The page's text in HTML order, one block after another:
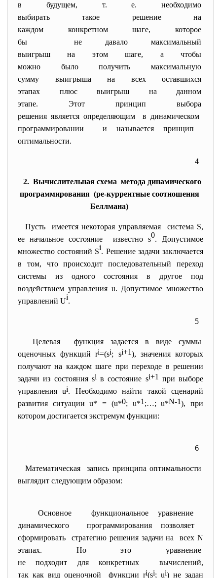
в будущем, т. е. необходимо
выбирать такое решение на
каждом конкретном шаге, которое
бы не давало максимальный
выигрыш на этом шаге, а чтобы
можно было получить максимальную
сумму выигрыша на всех оставшихся
этапах плюс выигрыш на данном
этапе. Этот принцип выбора
решения является определяющим в динамическом
программировании и называется принцип
оптимальности.
4
2. Вычислительная схема метода динамического
программирования (ре-куррентные соотношения
Беллмана)
Пусть имеется некоторая управляемая система S,
ее начальное состояние известно s0. Допустимое
множество состояний Si. Решение задачи заключается
в том, что происходит последовательный переход
системы из одного состояния в другое под
воздействием управления u. Допустимое множество
управлений Ui.
5
Целевая функция задается в виде суммы
оценочных функций ri=(si; si+1), значения которых
получают на каждом шаге при переходе в решении
задачи из состояния siв состояние si+1 при выборе
управления ui. Необходимо найти такой сценарий
развития ситуации u* = (u*0; u*1 ;…; u*N-1), при
котором достигается экстремум функции:
6
Математическая запись принципа оптимальности
выглядит следующим образом:
Основное функциональное уравнение
динамического программирования позволяет
сформировать стратегию решения задачи на всех N
этапах. Но это уравнение
не подходит для конкретных вычислений,
так как вид оценочной функции ri(si; ui) не задан